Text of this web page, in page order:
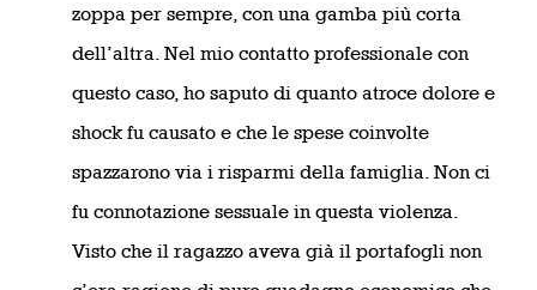
zoppa per sempre, con una gamba più corta
dell’altra. Nel mio contatto professionale con
questo caso, ho saputo di quanto atroce dolore e
shock fu causato e che le spese coinvolte
spazzarono via i risparmi della famiglia. Non ci
fu connotazione sessuale in questa violenza.
Visto che il ragazzo aveva già il portafogli non